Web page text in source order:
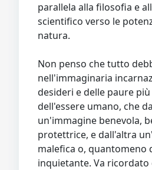
parallela alla filosofia e
scientifico verso le
natura.
Non penso che tutto
nell'immaginaria
desideri e delle paure
dell'essere umano, che
un'immagine benevola,
protettrice, e dall'altra
malefica o, quantomeno
inquietante. Va ricordato